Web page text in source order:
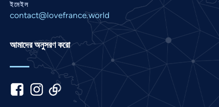
ইমেইল
contact@lovefrance.world
আমাদের অনুসরণ করো
Japanese
Kannada
Khmer
Malay